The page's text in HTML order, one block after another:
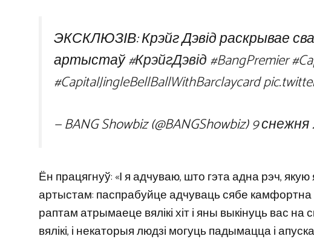
ЭКСКЛЮЗІВ: Крэйг Дэвід раскрывае
артыстаў#КрэйгДэвід#BangPremier
#CapitalJingleBellBallWithBarclaycard
— BANG Showbiz (@BANGShowbiz)9 снежня
Ён працягнуў: «І я адчуваю, што гэта адна рэч,
артыстам: паспрабуйце адчуваць сябе камфортна
раптам атрымаеце вялікі хіт і яны выкінуць вас на
вялікі, і некаторыя людзі могуць падымацца і